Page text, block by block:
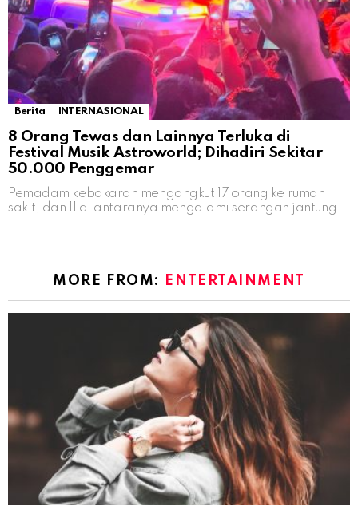
Berita INTERNASIONAL
8 Orang Tewas dan Lainnya Terluka di
Festival Musik Astroworld; Dihadiri Sekitar
50.000 Penggemar
Pemadam kebakaran mengangkut 17 orang ke rumah
sakit, dan 11 di antaranya mengalami serangan jantung.
MORE FROM: ENTERTAINMENT